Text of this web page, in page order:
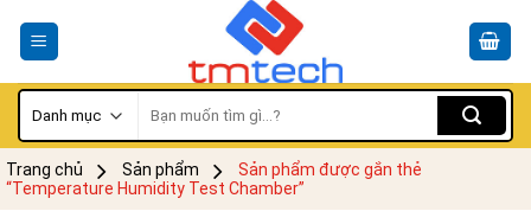
kiếm:
Trang chủ Sản phẩm
Sản phẩm được gắn thẻ
“Temperature Humidity Test Chamber”